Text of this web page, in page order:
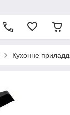
Кухонне